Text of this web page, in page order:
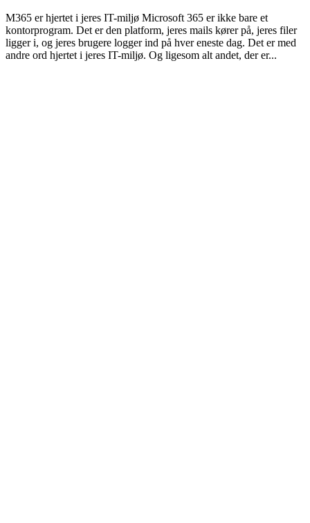
M365 er hjertet i jeres IT-miljø Microsoft 365 er ikke bare et
kontorprogram. Det er den platform, jeres mails kører på, jeres filer
ligger i, og jeres brugere logger ind på hver eneste dag. Det er med
andre ord hjertet i jeres IT-miljø. Og ligesom alt andet, der er...